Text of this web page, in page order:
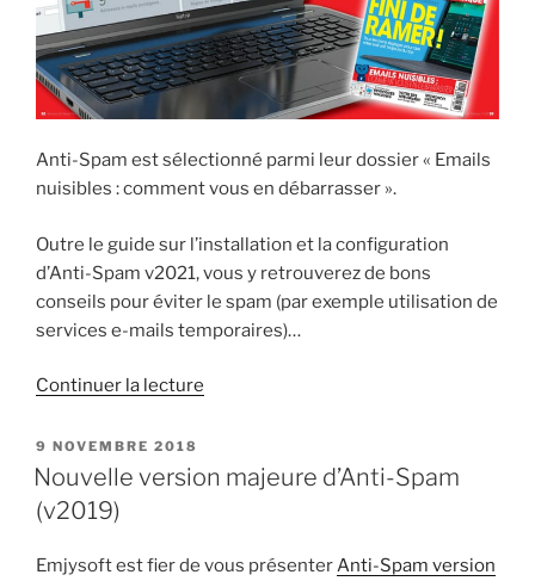
Anti-Spam est sélectionné parmi leur dossier « Emails
nuisibles : comment vous en débarrasser ».
Outre le guide sur l’installation et la configuration
d’Anti-Spam v2021, vous y retrouverez de bons
conseils pour éviter le spam (par exemple utilisation de
services e-mails temporaires)…
Continuer la lecture
v2021
Windows
PUBLIÉ
LE
9 NOVEMBRE 2018
Nouvelle version majeure d’Anti-Spam
(v2019)
Emjysoft est fier de vous présenterAnti-Spam version